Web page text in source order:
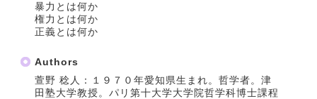
暴力とは何か
権力とは何か
正義とは何か
Authors
萱野 稔人：１９７０年愛知県生まれ。哲学者。津
田塾大学教授。パリ第十大学大学院哲学科博士課程